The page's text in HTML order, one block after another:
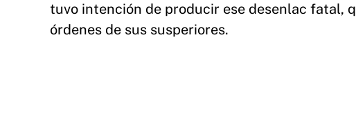
tuvo intención de producir ese desenlac fatal,
órdenes de sus susperiores.